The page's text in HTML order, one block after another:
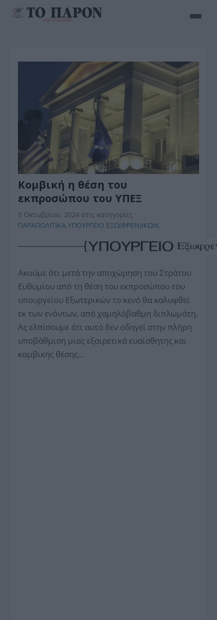
Κομβική η θέση του
εκπροσώπου του ΥΠΕΞ
9 Οκτωβρίου, 2024 στις κατηγορίες
ΠΑΡΑΠΟΛΙΤΙΚΑ,ΥΠΟΥΡΓΕΙΟ ΕΞΩ(ΦΡΕΝ)ΙΚΩΝ,
Ακούμε ότι μετά την αποχώρηση του Στράτου
Ευθυμίου από τη θέση του εκπροσώπου του
υπουργείου Εξωτερικών το κενό θα καλυφθεί
εκ των ενόντων, από χαμηλόβαθμη διπλωμάτη.
Ας ελπίσουμε ότι αυτό δεν οδηγεί στην πλήρη
υποβάθμιση μιας εξαιρετικά ευαίσθητης και
κομβικής θέσης…